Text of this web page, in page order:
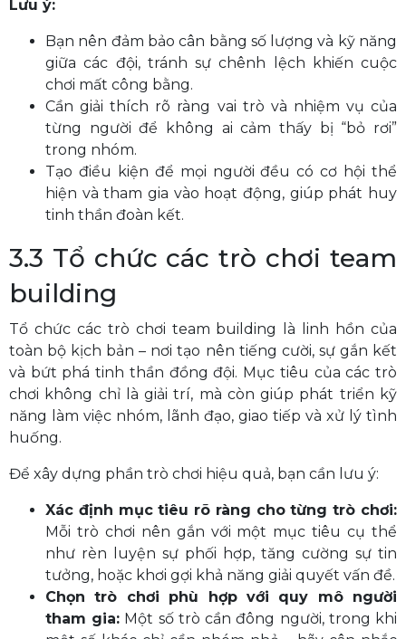
Lưu ý:
Bạn nên đảm bảo cân bằng số lượng và kỹ năng
giữa các đội, tránh sự chênh lệch khiến cuộc
chơi mất công bằng.
Cần giải thích rõ ràng vai trò và nhiệm vụ của
từng người để không ai cảm thấy bị “bỏ rơi”
trong nhóm.
Tạo điều kiện để mọi người đều có cơ hội thể
hiện và tham gia vào hoạt động, giúp phát huy
tinh thần đoàn kết.
3.3 Tổ chức các trò chơi team
building
Tổ chức các trò chơi team building là linh hồn của
toàn bộ kịch bản – nơi tạo nên tiếng cười, sự gắn kết
và bứt phá tinh thần đồng đội. Mục tiêu của các trò
chơi không chỉ là giải trí, mà còn giúp phát triển kỹ
năng làm việc nhóm, lãnh đạo, giao tiếp và xử lý tình
huống.
Để xây dựng phần trò chơi hiệu quả, bạn cần lưu ý:
Xác định mục tiêu rõ ràng cho từng trò chơi:
Mỗi trò chơi nên gắn với một mục tiêu cụ thể
như rèn luyện sự phối hợp, tăng cường sự tin
tưởng, hoặc khơi gợi khả năng giải quyết vấn đề.
Chọn trò chơi phù hợp với quy mô người
tham gia: Một số trò cần đông người, trong khi